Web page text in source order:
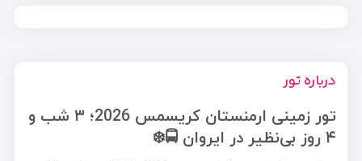
درباره تور
تور زمینی ارمنستان کریسمس 2026؛ ۳ شب و
۴ روز بی‌نظیر در ایروان 🚍❄️